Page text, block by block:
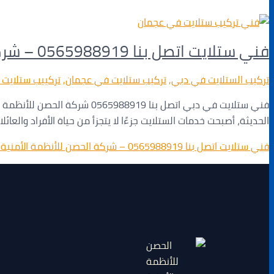
فني ستلايت اتصل بنا 0565988919 – شركة الحصن للأنظمة الأمنية والشبكات
تركيب الستلايت في دبي,تركيب ستلايت في عجمان,تركييب
فني ستلايت في دبي اتصل
الحديثة، أصبحت خدمات الستلايت جزءًا لا يتجزأ من حياة الأفراد
فني ستلايت اتصل بنا 0565988919 – شركة الحصن للأنظمة الأمنية والشبكات